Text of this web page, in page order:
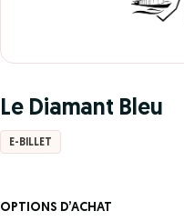
Le Diamant Bleu
E-BILLET
OPTIONS D’ACHAT